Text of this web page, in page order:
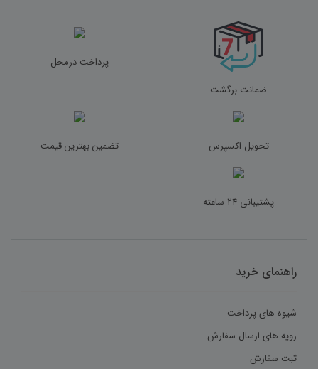
ضمانت برگشت
پرداخت درمحل
تحویل اکسپرس تضمین بهترین قیمت
پشتیبانی 24 ساعته
راهنمای خرید
شیوه های پرداخت
رویه های ارسال سفارش
ثبت سفارش